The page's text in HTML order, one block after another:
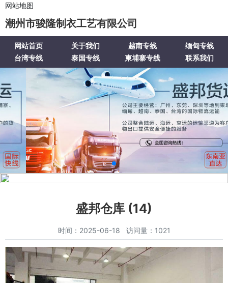
网站地图
潮州市骏隆制衣工艺有限公司
网站首页 关于我们 越南专线
缅甸专线
台湾专线
泰国专线 柬埔寨专线 联系我们
盛邦仓库 (14)
时间：2025-06-18 访问量：1021